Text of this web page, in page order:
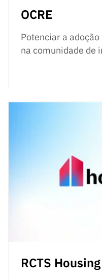
OCRE
Potenciar a
na comunidade de
RCTS Housing